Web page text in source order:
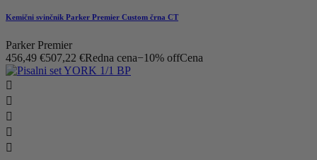
Kemični svinčnik Parker Premier Custom črna CT
Parker Premier
456,49 €507,22 €Redna cena−10% offCena




